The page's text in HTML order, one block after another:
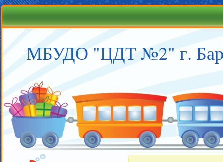
МБУДО "ЦДТ №2" г.